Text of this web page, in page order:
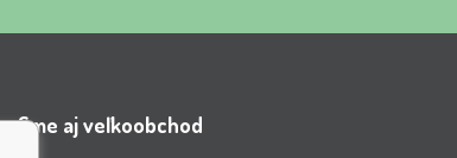
Sme aj veľkoobchod